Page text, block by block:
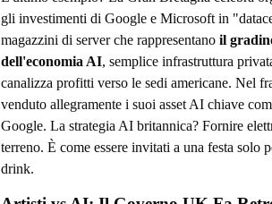
gli investimenti di Google e Microsoft in
magazzini di server che rappresentano il
dell'economia AI, semplice infrastruttura
canalizza profitti verso le sedi americane. Nel
venduto allegramente i suoi asset AI chiave
Google. La strategia AI britannica? Fornire
terreno. È come essere invitati a una festa solo
drink.